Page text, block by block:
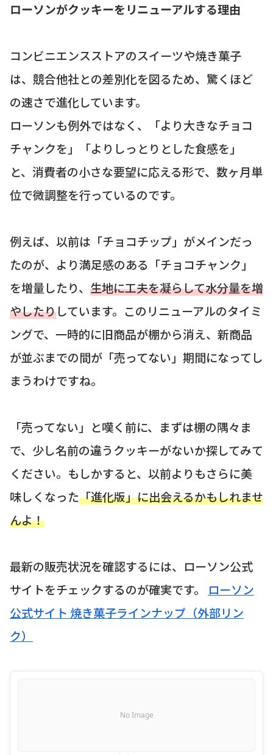
ローソンがクッキーをリニューアルする理由
コンビニエンスストアのスイーツや焼き菓子
は、競合他社との差別化を図るため、驚くほど
の速さで進化しています。
ローソンも例外ではなく、「より大きなチョコ
チャンクを」「よりしっとりとした食感を」
と、消費者の小さな要望に応える形で、数ヶ月単
位で微調整を行っているのです。
例えば、以前は「チョコチップ」がメインだっ
たのが、より満足感のある「チョコチャンク」
を増量したり、 生地に工夫を凝らして水分量を増
やしたりしています。このリニューアルのタイミ
ングで、一時的に旧商品が棚から消え、新商品
が並ぶまでの間が「売ってない」期間になってし
まうわけですね。
「売ってない」と嘆く前に、まずは棚の隅々ま
で、少し名前の違うクッキーがないか探してみて
ください。もしかすると、以前よりもさらに美
味しくなった「進化版」に出会えるかもしれませ
んよ！
最新の販売状況を確認するには、ローソン公式
サイトをチェックするのが確実です。
ローソン
公式サイト 焼き菓子ラインナップ（外部リン
ク）
No Image